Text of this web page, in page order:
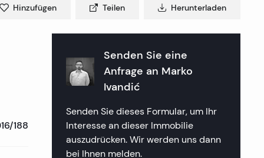
in Split
in Rogoznica
in Primosten
in Crikvenica
Verkauf in Kroatien
in Kroatien
ein externer Mitarbeiter
188
Hinzufügen Teilen Herunterladen
Senden Sie eine
Anfrage an Marko
Ivandić
Senden Sie dieses Formular, um Ihr
Interesse an dieser Immobilie
auszudrücken. Wir werden uns dann
bei Ihnen melden.